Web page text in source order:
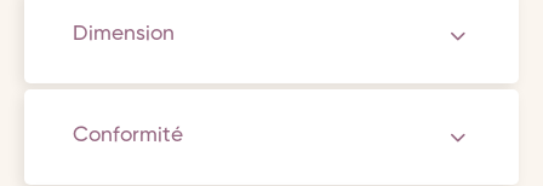
Dimension
Conformité